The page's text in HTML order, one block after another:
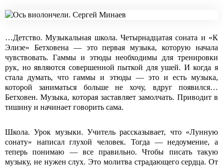
…Детство. Музыкальная школа. Четырнадцатая соната и «К
Элизе» Бетховена — это первая музыка, которую начала
чувствовать. Гаммы и этюды необходимы для тренировки
рук, но являются совершенной пыткой для ушей. И когда я
стала думать, что гаммы и этюды — это и есть музыка,
которой заниматься больше не хочу, вдруг появился…
Бетховен. Музыка, которая заставляет замолчать. Приводит в
тишину и начинает говорить сама.
Школа. Урок музыки. Учитель рассказывает, что «Лунную
сонату» написал глухой человек. Тогда — недоумение, а
теперь понимаю — все правильно. Чтобы писать такую
музыку, не нужен слух. Это молитва страдающего сердца. От